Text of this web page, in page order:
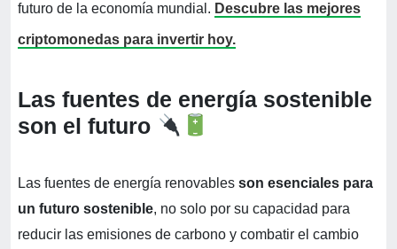
futuro de la economía mundial. Descubre las mejores
criptomonedas para invertir hoy.
Las fuentes de energía sostenible
son el futuro
Las fuentes de energía renovables son esenciales para
un futuro sostenible, no solo por su capacidad para
reducir las emisiones de carbono y combatir el cambio